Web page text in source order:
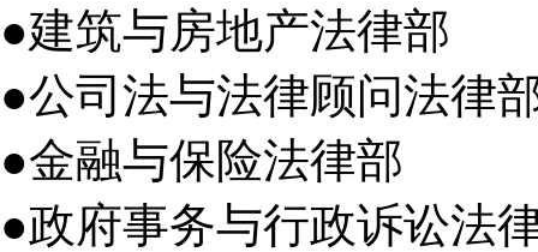
●建筑与房地产法律部
●公司法与法律顾问法律
●金融与保险法律部
●政府事务与行政诉讼法